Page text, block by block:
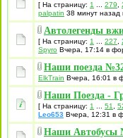
[ На страницу: 1 279
palpatin 38 минут назад
Автолегенды
[ На страницу: 1 227
Spyro Вчера, 17:14 в
Наши поезда
ElkTrain Вчера, 16:01 в
Наши Поезда -
[ На страницу: 1 51
Leo653 Вчера, 12:31 в
Наши Автобусы